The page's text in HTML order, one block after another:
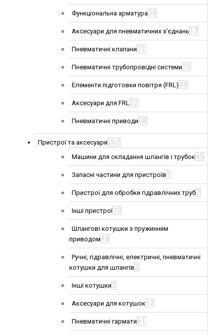
Функціональна арматура38
Аксесуари для пневматичних з'єднань 17
Пневматичні клапани 71
Пневматичні трубопровідні системи 26
Елементи підготовки повітря (FRL) 88
Аксесуари для FRL22
Пневматичні приводи 38
Пристрої та аксесуари 262
Машини для складання шлангів і трубок45
Запасні частини для пристроїв 1
Пристрої для обробки гідравлічних труб7
Інші пристрої 10
Шлангові котушки з пружинним
приводом 18
Ручні, гідравлічні, електричні, пневматичні
котушки для шлангів 2
Інші котушки 2
Аксесуари для котушок 12
Пневматичні гармати 61